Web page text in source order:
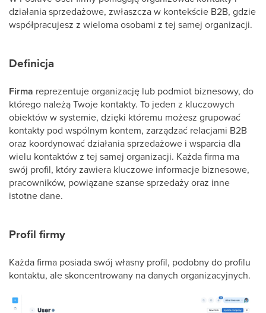
działania sprzedażowe, zwłaszcza w kontekście B2B, gdzie
współpracujesz z wieloma osobami z tej samej organizacji.
Definicja
Firma reprezentuje organizację lub podmiot biznesowy, do
którego należą Twoje kontakty. To jeden z kluczowych
obiektów w systemie, dzięki któremu możesz grupować
kontakty pod wspólnym kontem, zarządzać relacjami B2B
oraz koordynować działania sprzedażowe i wsparcia dla
wielu kontaktów z tej samej organizacji. Każda firma ma
swój profil, który zawiera kluczowe informacje biznesowe,
pracowników, powiązane szanse sprzedaży oraz inne
istotne dane.
Profil firmy
Każda firma posiada swój własny profil, podobny do profilu
kontaktu, ale skoncentrowany na danych organizacyjnych.